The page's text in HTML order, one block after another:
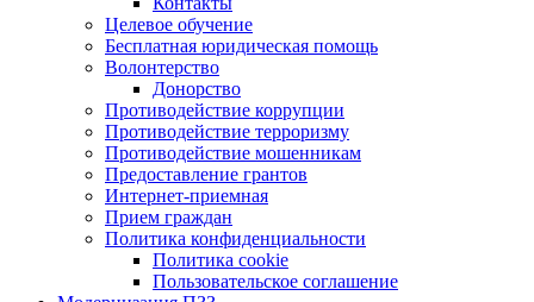
Целевое обучение
Бесплатная юридическая помощь
Волонтерство
Донорство
Противодействие коррупции
Противодействие терроризму
Противодействие мошенникам
Предоставление грантов
Интернет-приемная
Прием граждан
Политика конфиденциальности
Политика cookie
Пользовательское соглашение